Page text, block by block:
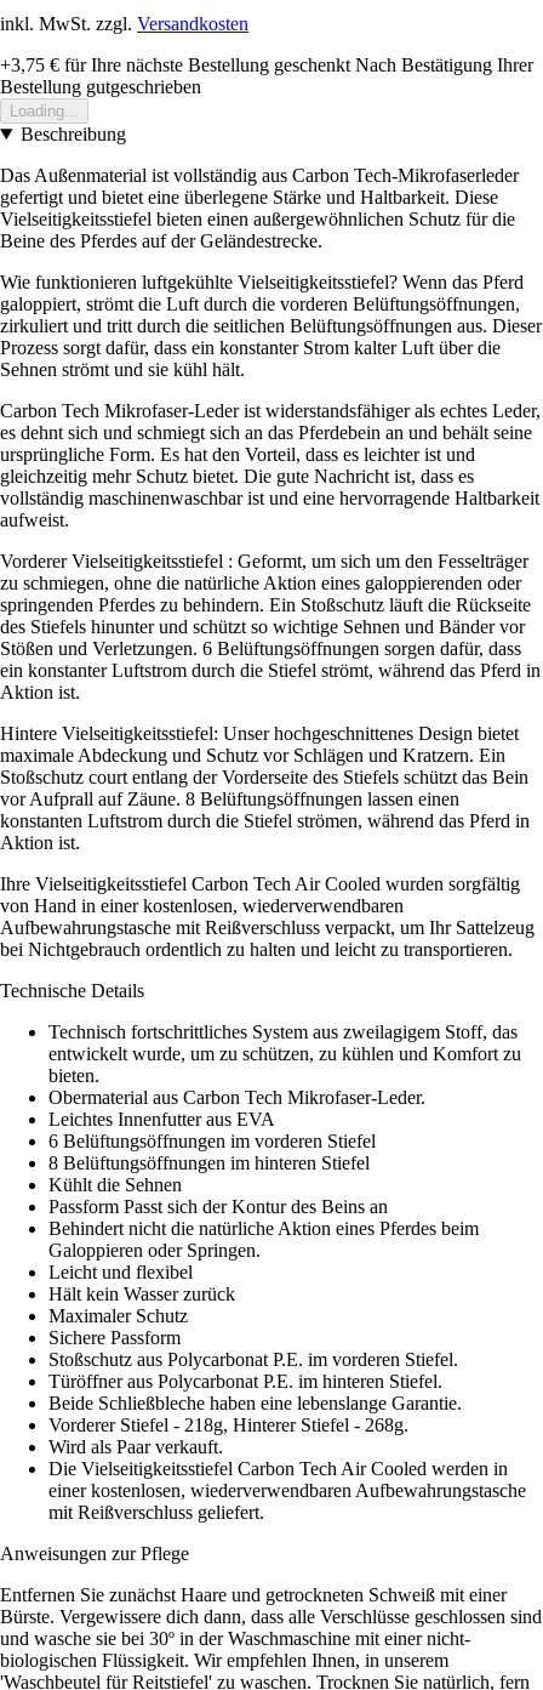
inkl. MwSt. zzgl. Versandkosten
+3,75 € für Ihre nächste Bestellung geschenkt Nach Bestätigung Ihrer
Bestellung gutgeschrieben
Loading...
Beschreibung
Das Außenmaterial ist vollständig aus Carbon Tech-Mikrofaserleder
gefertigt und bietet eine überlegene Stärke und Haltbarkeit. Diese
Vielseitigkeitsstiefel bieten einen außergewöhnlichen Schutz für die
Beine des Pferdes auf der Geländestrecke.
Wie funktionieren luftgekühlte Vielseitigkeitsstiefel? Wenn das Pferd
galoppiert, strömt die Luft durch die vorderen Belüftungsöffnungen,
zirkuliert und tritt durch die seitlichen Belüftungsöffnungen aus. Dieser
Prozess sorgt dafür, dass ein konstanter Strom kalter Luft über die
Sehnen strömt und sie kühl hält.
Carbon Tech Mikrofaser-Leder ist widerstandsfähiger als echtes Leder,
es dehnt sich und schmiegt sich an das Pferdebein an und behält seine
ursprüngliche Form. Es hat den Vorteil, dass es leichter ist und
gleichzeitig mehr Schutz bietet. Die gute Nachricht ist, dass es
vollständig maschinenwaschbar ist und eine hervorragende Haltbarkeit
aufweist.
Vorderer Vielseitigkeitsstiefel : Geformt, um sich um den Fesselträger
zu schmiegen, ohne die natürliche Aktion eines galoppierenden oder
springenden Pferdes zu behindern. Ein Stoßschutz läuft die Rückseite
des Stiefels hinunter und schützt so wichtige Sehnen und Bänder vor
Stößen und Verletzungen. 6 Belüftungsöffnungen sorgen dafür, dass
ein konstanter Luftstrom durch die Stiefel strömt, während das Pferd in
Aktion ist.
Hintere Vielseitigkeitsstiefel: Unser hochgeschnittenes Design bietet
maximale Abdeckung und Schutz vor Schlägen und Kratzern. Ein
Stoßschutz court entlang der Vorderseite des Stiefels schützt das Bein
vor Aufprall auf Zäune. 8 Belüftungsöffnungen lassen einen
konstanten Luftstrom durch die Stiefel strömen, während das Pferd in
Aktion ist.
Ihre Vielseitigkeitsstiefel Carbon Tech Air Cooled wurden sorgfältig
von Hand in einer kostenlosen, wiederverwendbaren
Aufbewahrungstasche mit Reißverschluss verpackt, um Ihr Sattelzeug
bei Nichtgebrauch ordentlich zu halten und leicht zu transportieren.
Technische Details
Technisch fortschrittliches System aus zweilagigem Stoff, das
entwickelt wurde, um zu schützen, zu kühlen und Komfort zu
bieten.
Obermaterial aus Carbon Tech Mikrofaser-Leder.
Leichtes Innenfutter aus EVA
6 Belüftungsöffnungen im vorderen Stiefel
8 Belüftungsöffnungen im hinteren Stiefel
Kühlt die Sehnen
Passform Passt sich der Kontur des Beins an
Behindert nicht die natürliche Aktion eines Pferdes beim
Galoppieren oder Springen.
Leicht und flexibel
Hält kein Wasser zurück
Maximaler Schutz
Sichere Passform
Stoßschutz aus Polycarbonat P.E. im vorderen Stiefel.
Türöffner aus Polycarbonat P.E. im hinteren Stiefel.
Beide Schließbleche haben eine lebenslange Garantie.
Vorderer Stiefel - 218g, Hinterer Stiefel - 268g.
Wird als Paar verkauft.
Die Vielseitigkeitsstiefel Carbon Tech Air Cooled werden in
einer kostenlosen, wiederverwendbaren Aufbewahrungstasche
mit Reißverschluss geliefert.
Anweisungen zur Pflege
Entfernen Sie zunächst Haare und getrockneten Schweiß mit einer
Bürste. Vergewissere dich dann, dass alle Verschlüsse geschlossen sind
und wasche sie bei 30º in der Waschmaschine mit einer nicht-
biologischen Flüssigkeit. Wir empfehlen Ihnen, in unserem
'Waschbeutel für Reitstiefel' zu waschen. Trocknen Sie natürlich, fern